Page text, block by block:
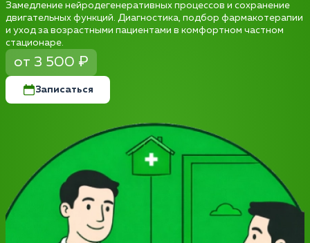
Замедление нейродегенеративных процессов и сохранение
двигательных функций. Диагностика, подбор фармакотерапии
и уход за возрастными пациентами в комфортном частном
стационаре.
от 3 500 ₽
Записаться